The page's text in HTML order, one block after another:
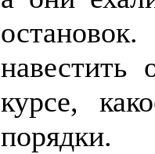
навестить
курсе,
порядки.